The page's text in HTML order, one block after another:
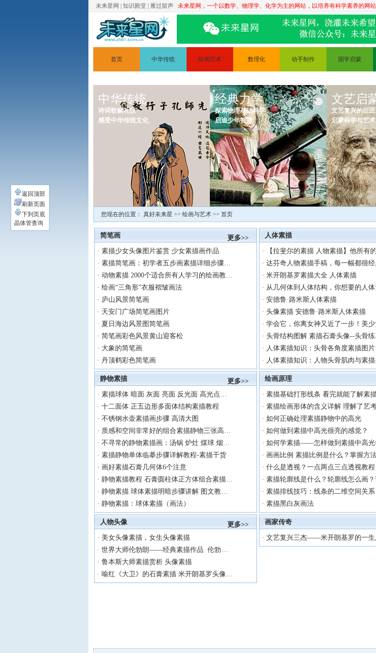
未来星网 知识殿堂 雁过留声
未来星网，一个以数学、物理学、化学为主的网站，以培养有科学素养的网站
首页 中华传统
道德讲堂
绘画艺术
人体素描
静物素描
绘画原理
数理化
物理
化学
电路
动手制作
手工制作
变废为宝
国学启蒙
古诗
弟子规
中华传统
诗词歌赋礼仪
感受中华传统文化
经典力学
探索物理基础科学
启迪少年智慧
文艺启
文艺复兴的巨匠
启蒙科学与艺术
您现在的位置： 真好未来星 >> 绘画与艺术 >> 首页
更多>>
简笔画
· 素描少女头像图片鉴赏 少女素描画作品
· 素描简笔画：初学者五步画素描详细步骤…
· 动物素描 2000个适合所有人学习的绘画教…
· 绘画“三角形”衣服褶皱画法
· 庐山风景简笔画
· 天安门广场简笔画图片
· 夏日海边风景图简笔画
· 简笔画彩色风景黄山迎客松
· 大象的简笔画
· 丹顶鹤彩色简笔画
人体素描
·
【拉斐尔的素描 人物素描】他所有
· 达芬奇人物素描手稿，每一幅都很
· 米开朗基罗素描大全 人体素描
· 从几何体到人体结构，你想要的人
· 安德鲁·路米斯人体素描
· 头像素描 安德鲁·路米斯人体素描
· 学会它，你离女神又近了一步！美
· 头骨结构图解 素描石膏头像--头骨练
· 人体素描知识：头骨各角度素描图片
· 人体素描知识：人物头骨肌肉与素
更多>>
静物素描
· 素描球体 暗面 灰面 亮面 反光面 高光点…
· 十二面体 正五边形多面体结构素描教程
· 不锈钢水壶素描画步骤 高清大图
· 质感和空间非常好的组合素描静物三张高…
· 不寻常的静物素描画：汤锅 炉灶 煤球 烟…
· 素描静物单体临摹步骤详解教程-素描干货
· 画好素描石膏几何体6个注意
· 静物素描教程 石膏圆柱体正方体组合素描…
· 静物素描 球体素描明暗步骤讲解 图文教…
· 静物素描：球体素描（画法）
绘画原理
· 素描基础打形线条 看完就能了解素
· 素描绘画形体的含义详解 理解了艺
· 如何正确处理素描静物中的高光
· 如何做到素描中高光很亮的感觉？
· 如何学素描——怎样做到素描中高
· 画画比例 素描比例是什么？掌握方
· 什么是透视？一点两点三点透视教程
· 素描轮廓线是什么？轮廓线怎么画
· 素描排线技巧：线条的二维空间关系
· 素描黑白灰画法
更多>>
人物头像
· 美女头像素描，女生头像素描
· 世界大师伦勃朗——经典素描作品 伦勃…
· 鲁本斯大师素描赏析 头像素描
· 喻红《大卫》的石膏素描 米开朗基罗头像…
画家传奇
· 文艺复兴三杰——米开朗基罗的一
返回顶部
刷新页面
下到页底
晶体管查询